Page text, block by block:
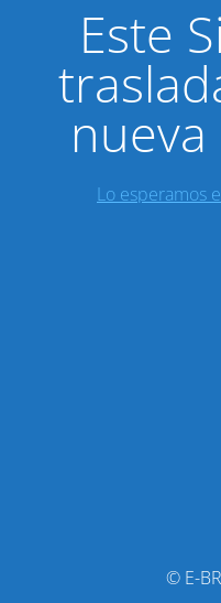
Este
Lo esperamos
© E-